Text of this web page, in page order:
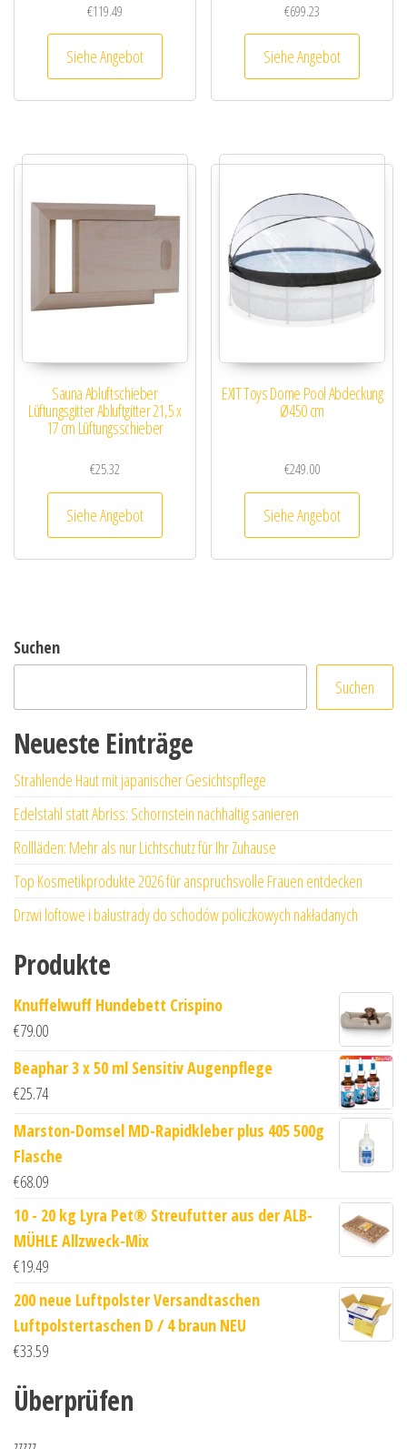
€119.49
Siehe Angebot
€699.23
Siehe Angebot
Sauna Abluftschieber
Lüftungsgitter Abluftgitter 21,5 x
17 cm Lüftungsschieber
€25.32
Siehe Angebot
EXIT Toys Dome Pool Abdeckung
Ø450 cm
€249.00
Siehe Angebot
Suchen
Suchen
Neueste Einträge
Strahlende Haut mit japanischer Gesichtspflege
Edelstahl statt Abriss: Schornstein nachhaltig sanieren
Rollläden: Mehr als nur Lichtschutz für Ihr Zuhause
Top Kosmetikprodukte 2026 für anspruchsvolle Frauen entdecken
Drzwi loftowe i balustrady do schodów policzkowych nakładanych
Produkte
Knuffelwuff Hundebett Crispino
€79.00
Beaphar 3 x 50 ml Sensitiv Augenpflege
€25.74
Marston-Domsel MD-Rapidkleber plus 405 500g
Flasche
€68.09
10 - 20 kg Lyra Pet® Streufutter aus der ALB-
MÜHLE Allzweck-Mix
€19.49
200 neue Luftpolster Versandtaschen
Luftpolstertaschen D / 4 braun NEU
€33.59
Überprüfen